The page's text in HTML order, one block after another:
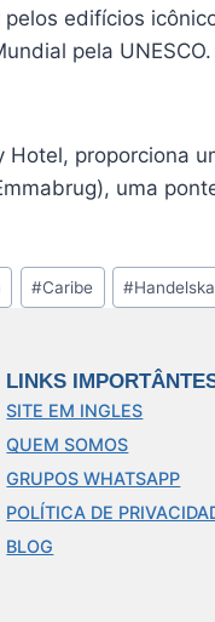
edifícios
pela
proporciona
uma
#Caribe #
LINKS
SITE EM INGLES
QUEM SOMOS
GRUPOS WHATSAPP
POLÍTICA DE
BLOG